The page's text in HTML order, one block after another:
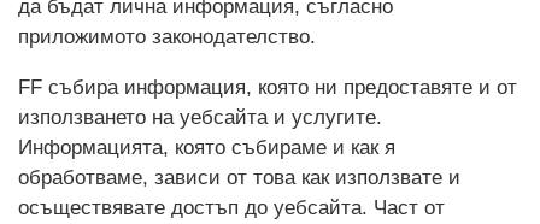
да бъдат лична информация, съгласно
приложимото законодателство.
FF събира информация, която ни предоставяте и от
използването на уебсайта и услугите.
Информацията, която събираме и как я
обработваме, зависи от това как използвате и
осъществявате достъп до уебсайта. Част от